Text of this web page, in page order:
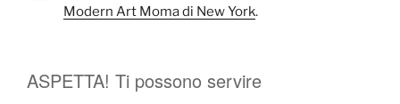
Modern Art Moma di New York.
ASPETTA! Ti possono servire